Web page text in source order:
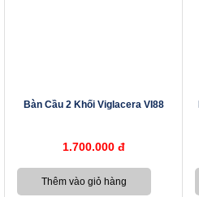
Bàn Cầu 2 Khối Viglacera VI88
1.700.000 đ